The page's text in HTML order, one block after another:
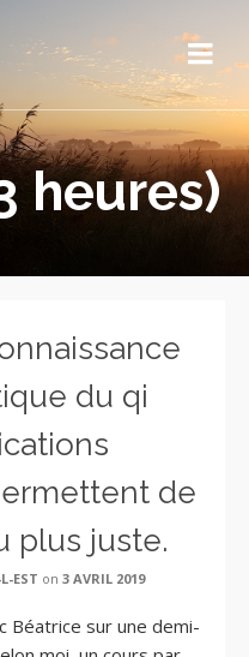
heures)
du qi
de
plus juste.
EST on 3 AVRIL 2019
Béatrice sur une demi-